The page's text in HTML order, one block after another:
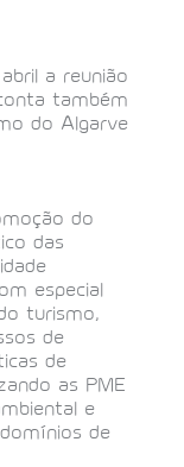
a reunião
também
do Algarve
do
das
especial
turismo,
de
de
as PME
e
de